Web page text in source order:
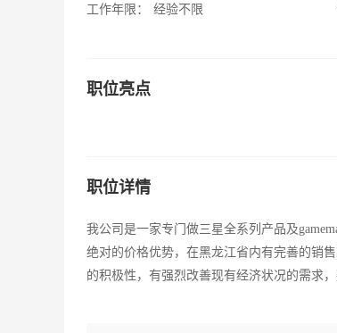
工作年限：
经验不限
职位亮点
职位详情
我公司是一家专门做三星全系列产品及
绝对的价格优势，在黑龙江省内有完善的销
的积极性，有强烈改善现有经济状况的需求